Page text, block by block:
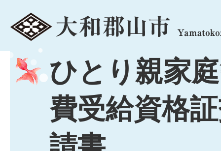
menu
ひとり親家
費受給資格